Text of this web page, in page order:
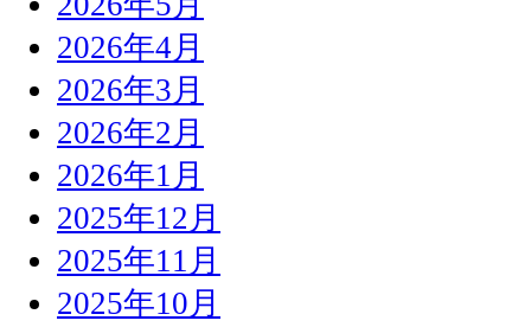
2026年4月
2026年3月
2026年2月
2026年1月
2025年12月
2025年11月
2025年10月